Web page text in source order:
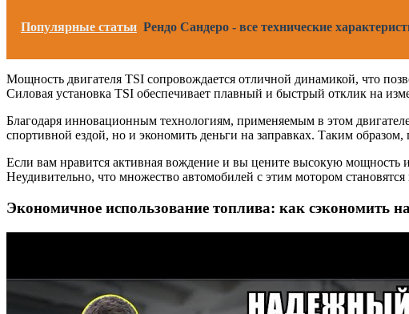
Популярные статьи Рендо Сандеро - все технические
Мощность двигателя TSI сопровождается отличной динамикой, что
Силовая установка TSI обеспечивает плавный и быстрый отклик на
Благодаря инновационным технологиям, применяемым в этом
спортивной ездой, но и экономить деньги на заправках. Таким
Если вам нравится активная вождение и вы цените высокую мощность
Неудивительно, что множество автомобилей с этим мотором
Экономичное использование топлива: как сэкономить